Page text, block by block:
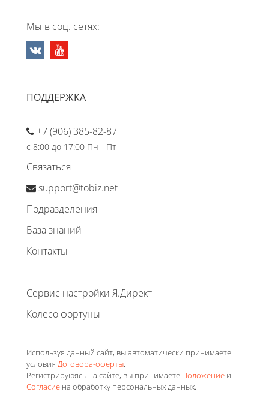
Мы в соц. сетях:
ПОДДЕРЖКА
+7 (906) 385-82-87
с 8:00 до 17:00 Пн - Пт
Связаться
support@tobiz.net
Подразделения
База знаний
Контакты
Сервис настройки Я.Директ
Колесо фортуны
Используя данный сайт, вы автоматически принимаете
условия Договора-оферты.
Регистрируюясь на сайте, вы принимаете Положение и
Согласие на обработку персональных данных.